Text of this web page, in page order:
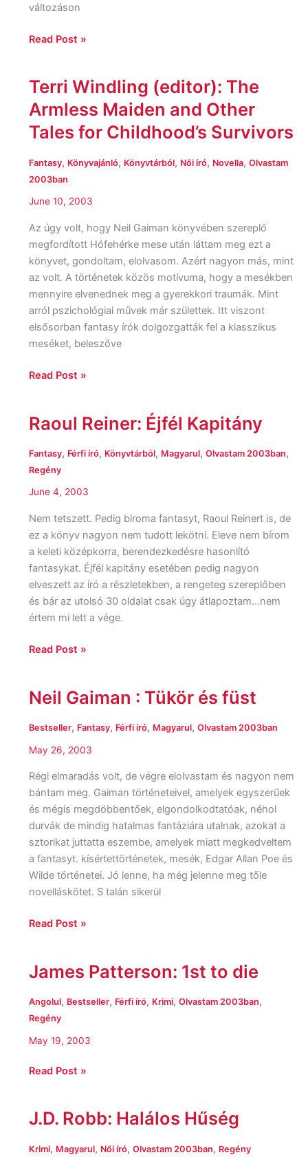
változáson
Read Post »
Terri Windling (editor): The
Armless Maiden and Other
Tales for Childhood’s Survivors
Fantasy, Könyvajánló, Könyvtárból, Női író, Novella, Olvastam
2003ban
June 10, 2003
Az úgy volt, hogy Neil Gaiman könyvében szereplő
megfordított Hófehérke mese után láttam meg ezt a
könyvet, gondoltam, elolvasom. Azért nagyon más, mint
az volt. A történetek közös motívuma, hogy a mesékben
mennyire elvenednek meg a gyerekkori traumák. Mint
arról pszichológiai művek már születtek. Itt viszont
elsősorban fantasy írók dolgozgatták fel a klasszikus
meséket, beleszőve
Terri
(editor):
The
Maiden
and
Other
for
Childhood’s
Survivors
Read Post »
Raoul Reiner: Éjfél Kapitány
Fantasy, Férfi író, Könyvtárból, Magyarul, Olvastam 2003ban,
Regény
June 4, 2003
Nem tetszett. Pedig biroma fantasyt, Raoul Reinert is, de
ez a könyv nagyon nem tudott lekötni. Eleve nem bírom
a keleti középkorra, berendezkedésre hasonlító
fantasykat. Éjfél kapitány esetében pedig nagyon
elveszett az író a részletekben, a rengeteg szereplőben
és bár az utolsó 30 oldalat csak úgy átlapoztam…nem
értem mi lett a vége.
Raoul
Éjfél
Kapitány
Read Post »
Neil Gaiman : Tükör és füst
Bestseller, Fantasy, Férfi író, Magyarul, Olvastam 2003ban
May 26, 2003
Régi elmaradás volt, de végre elolvastam és nagyon nem
bántam meg. Gaiman történeteivel, amelyek egyszerűek
és mégis megdöbbentőek, elgondolkodtatóak, néhol
durvák de mindig hatalmas fantáziára utalnak, azokat a
sztorikat juttatta eszembe, amelyek miatt megkedveltem
a fantasyt. kísértettörténetek, mesék, Edgar Allan Poe és
Wilde történetei. Jó lenne, ha még jelenne meg tőle
novelláskötet. S talán sikerül
Neil
:
füst
Read Post »
James Patterson: 1st to die
Angolul, Bestseller, Férfi író, Krimi, Olvastam 2003ban,
Regény
May 19, 2003
James
1st
to
Read Post »
J.D. Robb: Halálos Hűség
Krimi, Magyarul, Női író, Olvastam 2003ban, Regény
J.D.
Halálos